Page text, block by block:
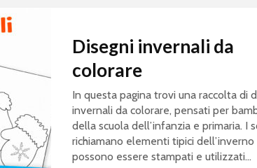
Disegni invernali da
colorare
In questa pagina trovi una raccolta di
invernali da colorare, pensati per
della scuola dell’infanzia e primaria. I
richiamano elementi tipici dell’inverno
possono essere stampati e utilizzati...